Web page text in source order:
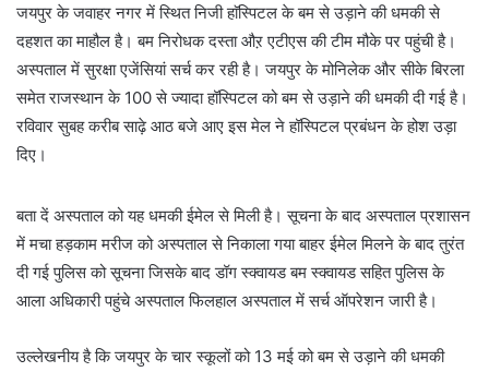
जयपुर के जवाहर नगर में स्थित निजी हाॅस्पिटल के बम से उड़ाने की धमकी से
दहशत का माहौल है। बम निरोधक दस्ता औऱ एटीएस की टीम मौके पर पहुंची है।
अस्पताल में सुरक्षा एजेंसियां सर्च कर रही है। जयपुर के मोनिलेक और सीके बिरला
समेत राजस्थान के 100 से ज्यादा हॉस्पिटल को बम से उड़ाने की धमकी दी गई है।
रविवार सुबह करीब साढ़े आठ बजे आए इस मेल ने हॉस्पिटल प्रबंधन के होश उड़ा
दिए।
बता दें अस्पताल को यह धमकी ईमेल से मिली है। सूचना के बाद अस्पताल प्रशासन
में मचा हड़काम मरीज को अस्पताल से निकाला गया बाहर ईमेल मिलने के बाद तुरंत
दी गई पुलिस को सूचना जिसके बाद डॉग स्क्वायड बम स्क्वायड सहित पुलिस के
आला अधिकारी पहुंचे अस्पताल फिलहाल अस्पताल में सर्च ऑपरेशन जारी है।
उल्लेखनीय है कि जयपुर के चार स्कूलों को 13 मई को बम से उड़ाने की धमकी